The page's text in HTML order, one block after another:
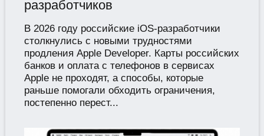
разработчиков
В 2026 году российские iOS-разработчики
столкнулись с новыми трудностями
продления Apple Developer. Карты российских
банков и оплата с телефонов в сервисах
Apple не проходят, а способы, которые
раньше помогали обходить ограничения,
постепенно перест...